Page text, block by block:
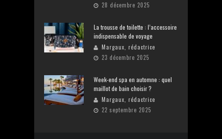
28 décembre 2025
La trousse de toilette : l’accessoire
indispensable de voyage
Margaux, rédactrice
23 décembre 2025
Week-end spa en automne : quel
maillot de bain choisir ?
Margaux, rédactrice
22 septembre 2025